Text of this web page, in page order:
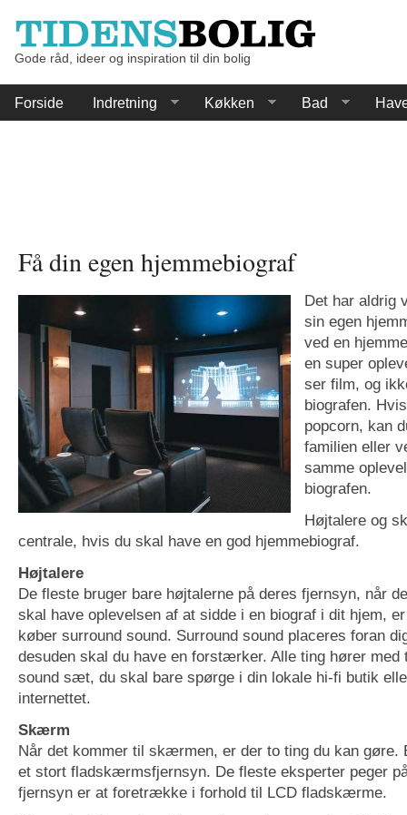
Gode råd, ideer og inspiration til din bolig
Forside Indretning Køkken Bad
Få din egen hjemmebiograf
Det har aldrig
sin egen
ved en
en super
ser film, og
biografen.
popcorn, kan
familien eller
samme
biografen.
Højtalere og
centrale, hvis du skal have en god hjemmebiograf.
Højtalere
De fleste bruger bare højtalerne på deres fjernsyn, når
skal have oplevelsen af at sidde i en biograf i dit hjem,
køber surround sound. Surround sound placeres foran
desuden skal du have en forstærker. Alle ting hører med
sound sæt, du skal bare spørge i din lokale hi-fi butik
internettet.
Skærm
Når det kommer til skærmen, er der to ting du kan gøre.
et stort fladskærmsfjernsyn. De fleste eksperter peger
fjernsyn er at foretrække i forhold til LCD fladskærme.